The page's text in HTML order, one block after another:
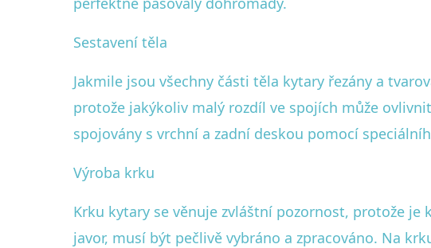
Sestavení těla
Jakmile jsou všechny části těla kytary řezány a
protože jakýkoliv malý rozdíl ve spojích může
spojovány s vrchní a zadní deskou pomocí
Výroba krku
Krku kytary se věnuje zvláštní pozornost, protože je
javor, musí být pečlivě vybráno a zpracováno. Na